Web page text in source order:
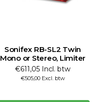
Sonifex RB-SL2 Twin
Mono or Stereo, Limiter
€611,05 Incl. btw
€505,00 Excl. btw